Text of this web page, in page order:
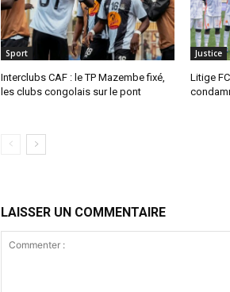
Sport
Interclubs CAF : le TP Mazembe fixé,
les clubs congolais sur le pont
Justice
Litige
LAISSER UN COMMENTAIRE